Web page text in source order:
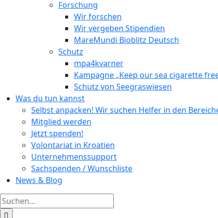
Forschung
Wir forschen
Wir vergeben Stipendien
MareMundi Bioblitz Deutsch
Schutz
mpa4kvarner
Kampagne „Keep our sea cigarette
Schutz von Seegraswiesen
Was du tun kannst
Selbst anpacken! Wir suchen Helfer in den
Mitglied werden
Jetzt spenden!
Volontariat in Kroatien
Unternehmenssupport
Sachspenden / Wunschliste
News & Blog
Suche
nach: